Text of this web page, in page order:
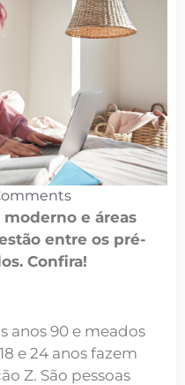
e áreas
entre os pré-
Confira!
anos 90 e meados
e 24 anos fazem
Z. São pessoas